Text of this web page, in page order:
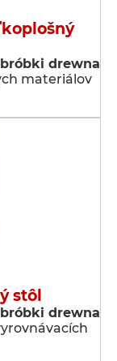
drewna
materiálov
stôl
drewna